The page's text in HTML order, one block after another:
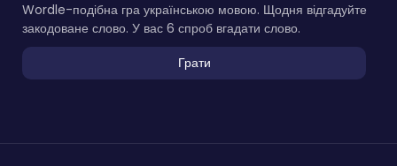
Wordle-подібна гра українською мовою. Щодня відгадуйте
закодоване слово. У вас 6 спроб вгадати слово.
Грати